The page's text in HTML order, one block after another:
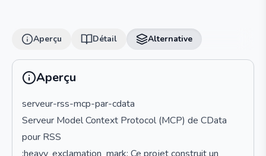
Aperçu Détail Alternative
Aperçu
serveur-rss-mcp-par-cdata
Serveur Model Context Protocol (MCP) de CData
pour RSS